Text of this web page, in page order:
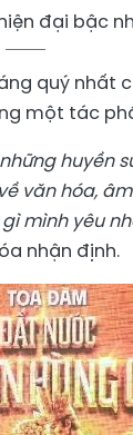
đại bậc
quý nhất
một tác
huyền
văn hóa,
mình yêu
nhận định.